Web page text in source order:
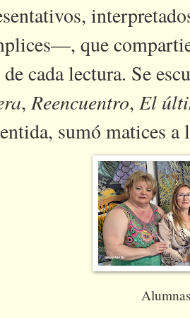
que
cada lectura. Se
,Reencuentro, El
sumó matices